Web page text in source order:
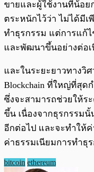
ขายและผู้ใช้งานที่น้อย
ตระหนักไว้ว่า ไม่ได้มี
ทำธุรกรรม แต่การแก้
และพัฒนาขึ้นอย่างต่อเ
และในระยะยาวทางวิ
Blockchain ที่ใหญ่ที่สุด
ซึ่งจะสามารถช่วยให้ร
ขึ้น เนื่องจากธุรกรรมนั้
อีกต่อไป และจะทำให้
ค่าธรรมเนียมการทำ
bitcoin ethereum